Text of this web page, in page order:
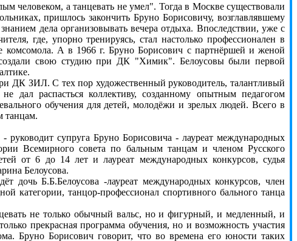
человеком, а танцевать не умел". Тогда в Москве существовали
пришлось закончить Бруно Борисовичу, возглавлявшему
дела организовывать вечера отдыха. Впоследствии, уже с
где, упорно тренируясь, стал настолько профессионален в
комсомола. А в 1966 г. Бруно Борисович с партнёршей и женой
свою студию при ДК "Химик". Белоусовы были первой
ДК ЗИЛ. С тех пор художественный руководитель, талантливый
дал распасться коллективу, созданному опытным педагогом
обучения для детей, молодёжи и зрелых людей. Всего в
танцам.
супруга Бруно Борисовича - лауреат международных
Всемирного совета по бальным танцам и членом Русского
от 6 до 14 лет и лауреат международных конкурсов, судья
Белоусова.
Б.Б.Белоусова -лауреат международных конкурсов, член
категории, танцор-профессионал спортивного бального танца
не только обычный вальс, но и фигурный, и медленный, и
прекрасная программа обучения, но и возможность участия
Бруно Борисович говорит, что во времена его юности таких